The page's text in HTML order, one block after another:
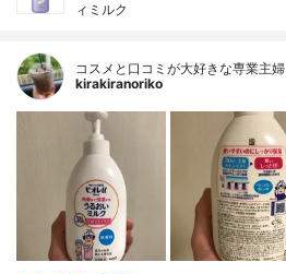
ィミルク
コスメと口コミが大好きな専業主婦
kirakiranoriko